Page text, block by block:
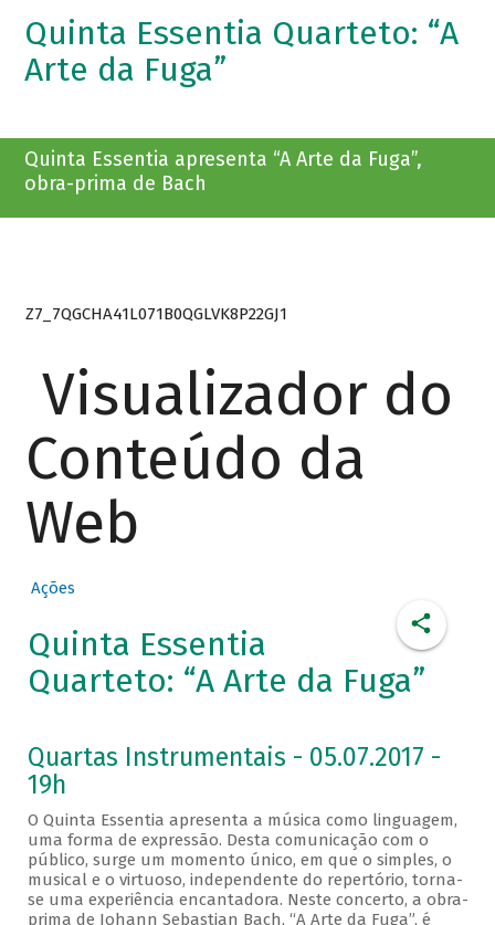
Quinta Essentia Quarteto: “A
Arte da Fuga”
Quinta Essentia apresenta “A Arte da Fuga”,
obra-prima de Bach
Z7_7QGCHA41L071B0QGLVK8P22GJ1
Visualizador do
Conteúdo da
Web
Ações
Quinta Essentia
Quarteto: “A Arte da Fuga”
Quartas Instrumentais - 05.07.2017 -
19h
O Quinta Essentia apresenta a música como linguagem,
uma forma de expressão. Desta comunicação com o
público, surge um momento único, em que o simples, o
musical e o virtuoso, independente do repertório, torna-
se uma experiência encantadora. Neste concerto, a obra-
prima de Johann Sebastian Bach, “A Arte da Fuga”, é